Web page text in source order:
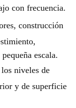
con frecuencia.
construcción
escala.
niveles de
y de superficie